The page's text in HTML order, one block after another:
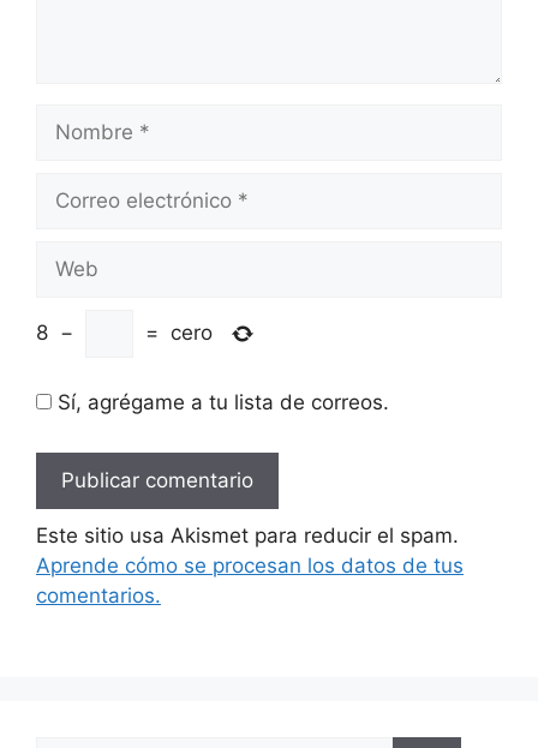
electrónico
8 − = cero
Sí, agrégame a tu lista de correos.
Este sitio usa Akismet para reducir el spam.
Aprende cómo se procesan los datos de tus
comentarios.